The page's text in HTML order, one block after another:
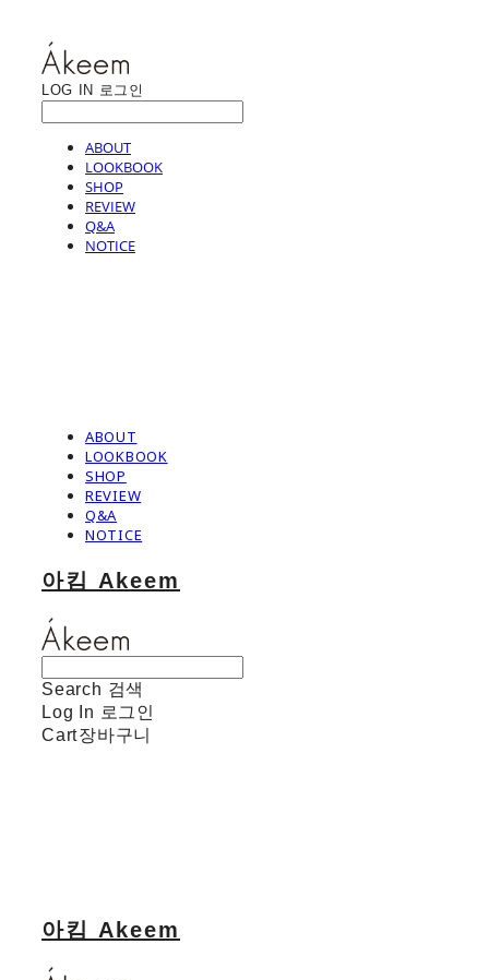
LOG IN 로그인
ABOUT
LOOKBOOK
SHOP
REVIEW
Q&A
NOTICE
ABOUT
LOOKBOOK
SHOP
REVIEW
Q&A
NOTICE
아킴 Akeem
Search 검색
Log In 로그인
Cart장바구니
아킴 Akeem